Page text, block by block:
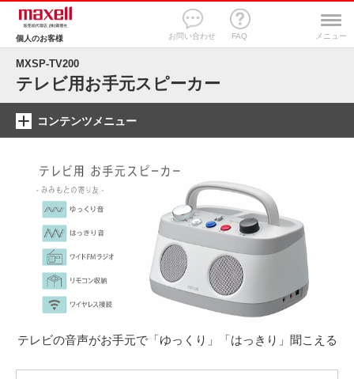
個人のお客様 お問い合わせ FAQ メニュー
MXSP-TV200
テレビ用お手元スピーカー
コンテンツメニュー
テレビの音声がお手元で「ゆっくり」「はっきり」聞こえる